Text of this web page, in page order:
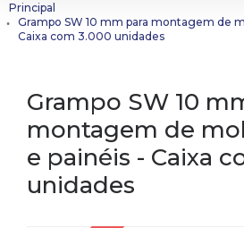
Principal
Grampo SW 10 mm para montagem de
Caixa com 3.000 unidades
Grampo SW 10
montagem de
e painéis - Caixa
unidades